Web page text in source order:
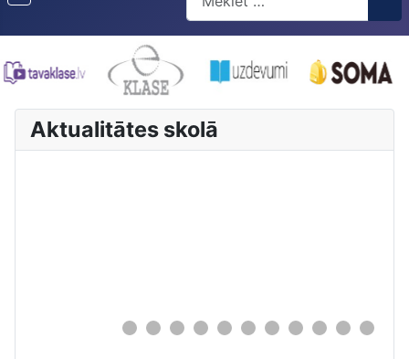
Type 2 or more characters for
Aktualitātes skolā